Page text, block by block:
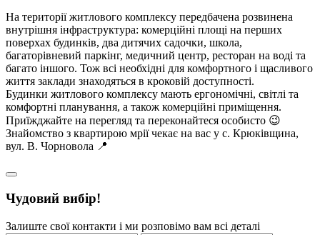
На території житлового комплексу передбачена розвинена
внутрішня інфраструктура: комерційні площі на перших
поверхах будинків, два дитячих садочки, школа,
багаторівневий паркінг, медичний центр, ресторан на воді та
багато іншого. Тож всі необхідні для комфортного і щасливого
життя заклади знаходяться в кроковій доступності.
Будинки житлового комплексу мають ергономічні, світлі та
комфортні планування, а також комерційні приміщення.
Приїжджайте на перегляд та переконайтеся особисто 😉
Знайомство з квартирою мрії чекає на вас у с. Крюківщина,
вул. В. Чорновола 📍
Чудовий вибір!
Залиште свої контакти і ми розповімо вам всі деталі